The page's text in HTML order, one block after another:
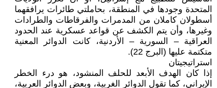
المتحدة وجودها في المنطقة، بحاملتي طائرات يرافقهما
أسطولان كاملان من المدمرات والفرقاطات والطرادات
وغيرها، وأن يتم الكشف عن قواعد عسكرية عند الحدود
العراقية – السورية – الأردنية، كانت الدوائر المعنية
متكتمة عليها (البرج 22).
استراتيجيتان
إذا كان الهدف الأبعد للحلف المنشود، هو درء الخطر
الإيراني، كما تقول الدوائر الغربية، وبعض الدوائر العربية،